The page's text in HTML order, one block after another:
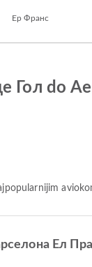
Ер Франс
do
Ел